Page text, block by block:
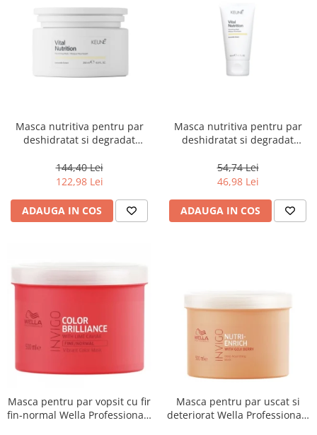
Masca nutritiva pentru par
deshidratat si degradat
Mask, 250 ml
144,40 Lei
122,98 Lei
ADAUGA IN COS
Masca nutritiva pentru par
deshidratat si degradat
Mask, 50 ml
54,74 Lei
46,98 Lei
ADAUGA IN COS
Masca pentru par vopsit cu fir
fin-normal Wella Professionals
Masca pentru par uscat si
deteriorat Wella Professionals